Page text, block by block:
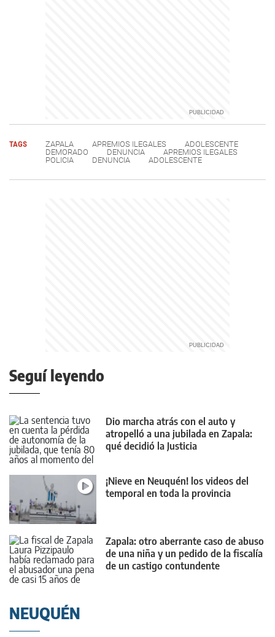
TAGS ZAPALA APREMIOS ILEGALES
ADOLESCENTE
DEMORADO
DENUNCIA
APREMIOS ILEGALES
POLICIA
DENUNCIA ADOLESCENTE
Seguí leyendo
Dio marcha atrás con el auto y
atropelló a una jubilada en Zapala:
qué decidió la Justicia
¡Nieve en Neuquén! los videos del
temporal en toda la provincia
Zapala: otro aberrante caso de abuso
de una niña y un pedido de la fiscalía
de un castigo contundente
NEUQUÉN